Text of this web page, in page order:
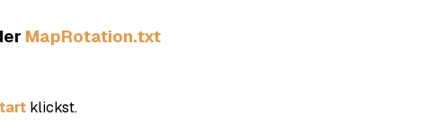
MapRotation.txt
klickst.